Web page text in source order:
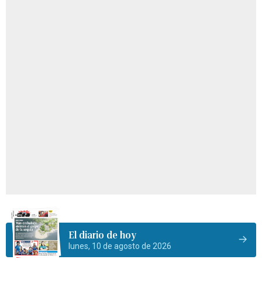
El diario de hoy
lunes, 10 de agosto de 2026